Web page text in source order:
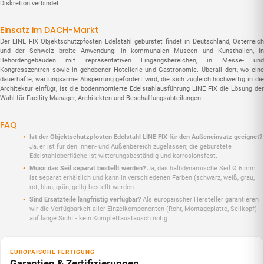
Diskretion verbindet.
Einsatz im DACH-Markt
Der LINE FIX Objektschutzpfosten Edelstahl gebürstet findet in Deutschland, Österreich
und der Schweiz breite Anwendung: in kommunalen Museen und Kunsthallen, in
Behördengebäuden mit repräsentativen Eingangsbereichen, in Messe- und
Kongresszentren sowie in gehobener Hotellerie und Gastronomie. Überall dort, wo eine
dauerhafte, wartungsarme Absperrung gefordert wird, die sich zugleich hochwertig in die
Architektur einfügt, ist die bodenmontierte Edelstahlausführung LINE FIX die Lösung der
Wahl für Facility Manager, Architekten und Beschaffungsabteilungen.
FAQ
Ist der Objektschutzpfosten Edelstahl LINE FIX für den Außeneinsatz geeignet?
Ja, er ist für den Innen- und Außenbereich zugelassen; die gebürstete
Edelstahloberfläche ist witterungsbeständig und korrosionsfest.
Muss das Seil separat bestellt werden? Ja, das halbdynamische Seil Ø 6 mm
ist separat erhältlich und kann in verschiedenen Farben (schwarz, weiß, grau,
rot, blau, grün, gelb) bestellt werden.
Sind Ersatzteile langfristig verfügbar? Als europäischer Hersteller garantieren
wir die Verfügbarkeit aller Einzelkomponenten (Rohr, Montageplatte, Seilkopf)
auf lange Sicht - kein Komplettaustausch nötig.
EUROPÄISCHE FERTIGUNG